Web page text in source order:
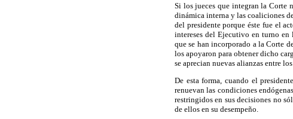
Si los jueces que integran la Corte
dinámica interna y las coaliciones
del presidente porque éste fue el
intereses del Ejecutivo en turno en
que se han incorporado a la Corte
los apoyaron para obtener dicho
se aprecian nuevas alianzas entre
De esta forma, cuando el
renuevan las condiciones
restringidos en sus decisiones no
de ellos en su desempeño.